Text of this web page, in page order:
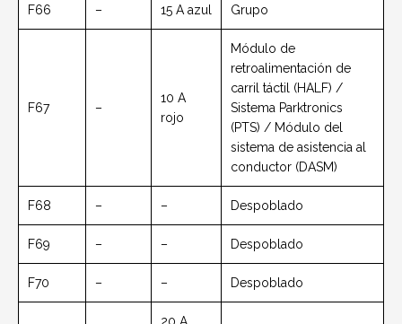
F66 – 15 A azul Grupo
F67 –
10 A
rojo
Módulo de
retroalimentación de
carril táctil (HALF) /
Sistema Parktronics
(PTS) / Módulo del
sistema de asistencia al
conductor (DASM)
F68 – – Despoblado
F69 – – Despoblado
F70 – – Despoblado